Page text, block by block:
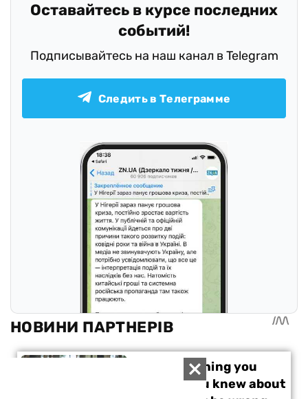
Оставайтесь в курсе последних
событий!
Подписывайтесь на наш канал в Telegram
Следить в Телеграмме